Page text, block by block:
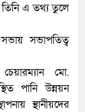
তিনি এ তথ্য তুলে
সভাপতিত্ব
মো.
পানি উন্নয়ন
স্থানীয়দের